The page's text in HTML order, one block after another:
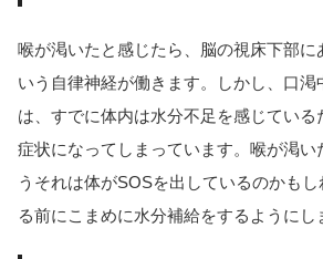
喉が渇いたと感じたら、脳の視床下部に
いう自律神経が働きます。しかし、口渇
は、すでに体内は水分不足を感じている
症状になってしまっています。喉が渇い
うそれは体がSOSを出しているのかも
る前にこまめに水分補給をするようにし